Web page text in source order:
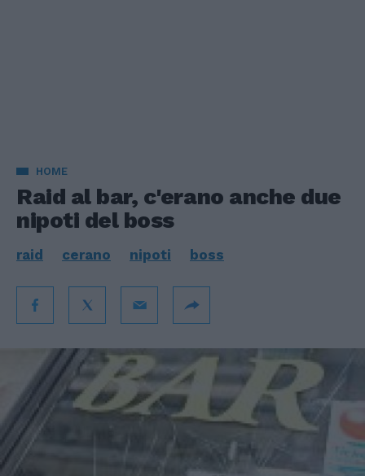
HOME
Raid al bar, c'erano anche due
nipoti del boss
raid cerano nipoti boss